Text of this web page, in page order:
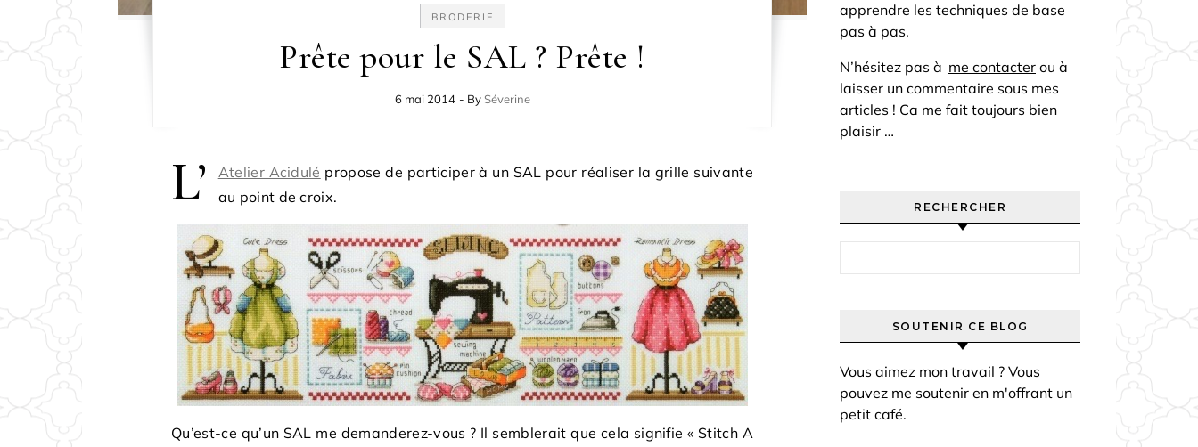
BRODERIE
Prête pour le SAL ? Prête !
6 mai 2014 - By Séverine
L’ Atelier Acidulé propose de participer à un SAL pour réaliser la grille suivante
au point de croix.
Qu’est-ce qu’un SAL me demanderez-vous ? Il semblerait que cela signifie « Stitch A
apprendre les techniques de base
pas à pas.
N’hésitez pas à me contacter ou à
laisser un commentaire sous mes
articles ! Ca me fait toujours bien
plaisir …
RECHERCHER
SOUTENIR CE BLOG
Vous aimez mon travail ? Vous
pouvez me soutenir en m'offrant un
petit café.